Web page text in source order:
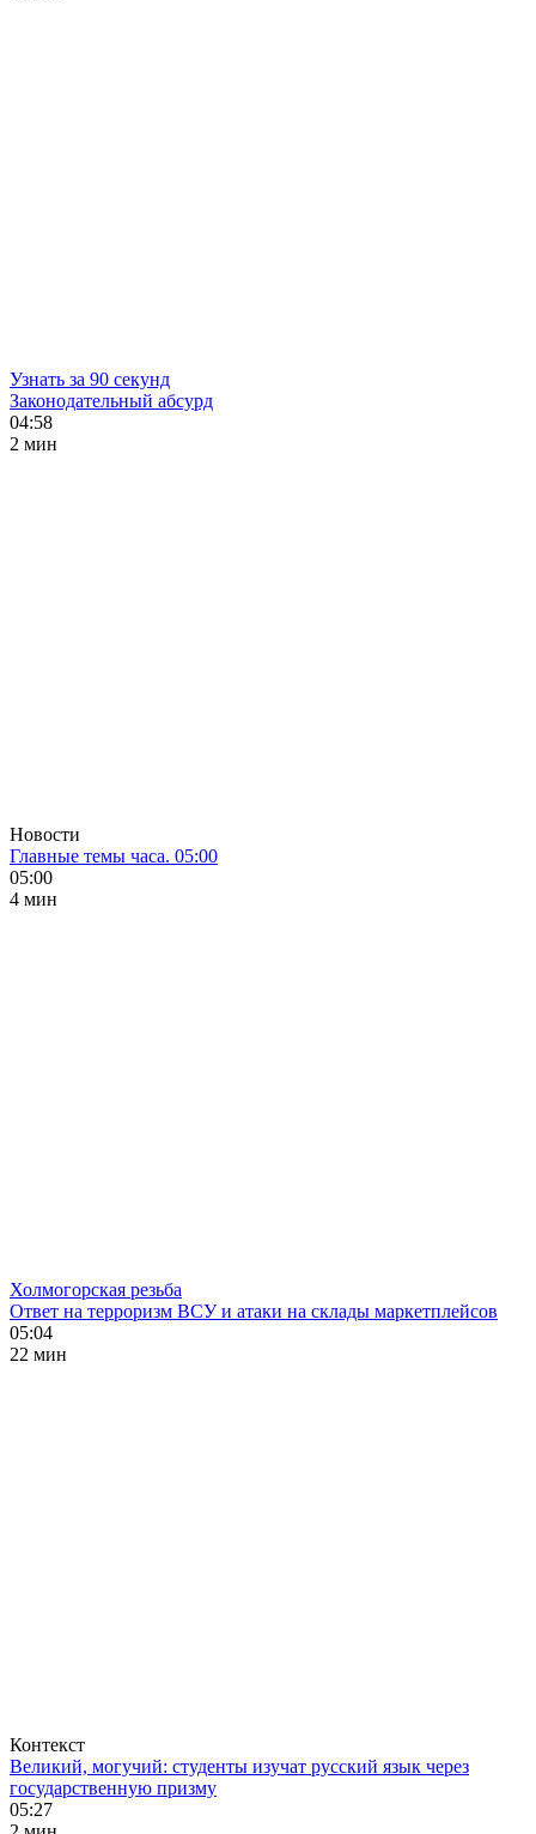
Узнать за 90 секунд
Законодательный абсурд
04:58
2 мин
Новости
Главные темы часа. 05:00
05:00
4 мин
Холмогорская резьба
Ответ на терроризм ВСУ и атаки на склады маркетплейсов
05:04
22 мин
Контекст
Великий, могучий: студенты изучат русский язык через
государственную призму
05:27